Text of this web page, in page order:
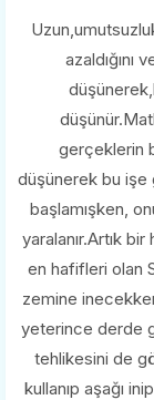
azaldığını
gerçeklerin
düşünerek bu işe
başlamışken,
yaralanır.Artık
en hafifleri olan
zemine
yeterince derde
tehlikesini de
kullanıp aşağı